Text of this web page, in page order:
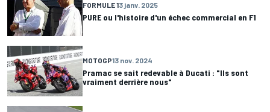
FORMULE 13 janv. 2025
PURE ou l'histoire d'un échec commercial en F1
MOTOGP13 nov. 2024
Pramac se sait redevable à Ducati : "Ils sont
vraiment derrière nous"